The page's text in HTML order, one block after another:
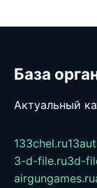
База
Актуальный
133chel.ru
3-d-file.ru3d-
airgungames.ru